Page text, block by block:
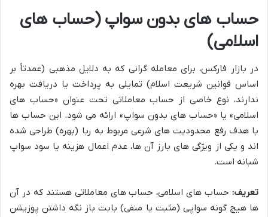
حساب های بدون سواپ (حساب های
اسلامی)
در بازار فارکس، برای معامله گرانی که به دلایل مذهبی (عمدتاً بر
اساس قوانین شریعت اسلام) تمایلی به پرداخت یا دریافت بهره
ندارند، نوع خاصی از حساب معاملاتی تحت عنوان «حساب های
اسلامی» یا «حساب های بدون سواپ» ارائه می شود. این حساب ها
با هدف رفع محدودیت های شرعی مربوط به ربا (بهره) طراحی شده
اند و یکی از ویژگی های بارز آن ها، عدم اعمال هزینه یا سود سواپ
شبانه است.
تعریف: حساب های اسلامی، حساب های معاملاتی هستند که در آن
ها هیچ گونه سواپی (مثبت یا منفی) بابت باز نگه داشتن پوزیشن